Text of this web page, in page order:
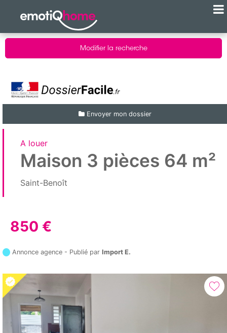
Modifier la recherche
Envoyer mon dossier
A louer
Maison 3 pièces 64 m²
Saint-Benoît
850 €
Annonce agence - Publié parImport E.